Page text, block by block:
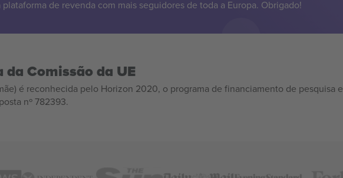
plataforma de revenda com mais seguidores de toda a Europa. Obrigado!
da Comissão da UE
é reconhecida pelo Horizon 2020, o programa de financiamento de pesquisa e
nº 782393.